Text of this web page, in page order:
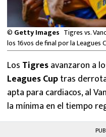
NFL
© Getty Images Tigres vs.
los 16vos de final por la Leagues
Los Tigresavanzaron a
Leagues Cuptras
apta para cardiacos, al
la mínima en el tiempo